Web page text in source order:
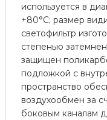
используется в
+80°С; размер
светофильтр
степенью
защищен
подложкой с
пространство
воздухообмен за
боковым каналам